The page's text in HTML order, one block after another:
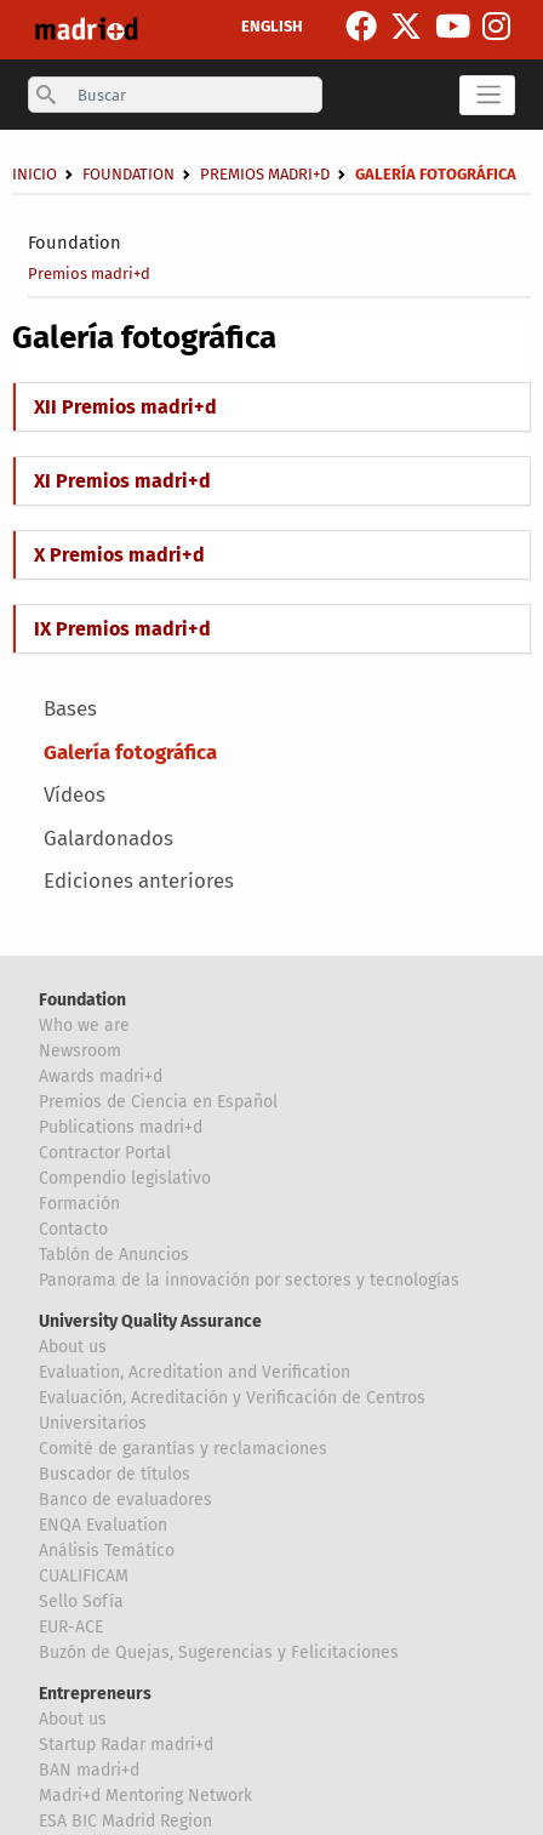
ENGLISH
Search
Foundation
Premios madri+d
Breadcrumb
INICIO FOUNDATION PREMIOS MADRI+D GALERÍA FOTOGRÁFICA
Main menu
Bases
Galería fotográfica
Vídeos
Galardonados
Ediciones anteriores
Galería fotográfica
XII Premios madri+d
XI Premios madri+d
X Premios madri+d
IX Premios madri+d
Foundation
Who we are
Newsroom
Awards madri+d
Premios de Ciencia en Español
Publications madri+d
Contractor Portal
Compendio legislativo
Formación
Contacto
Tablón de Anuncios
Panorama de la innovación por sectores y tecnologías
University Quality Assurance
About us
Evaluation, Acreditation and Verification
Evaluación, Acreditación y Verificación de Centros
Universitarios
Comité de garantías y reclamaciones
Buscador de títulos
Banco de evaluadores
ENQA Evaluation
Análisis Temático
CUALIFICAM
Sello Sofía
EUR-ACE
Buzón de Quejas, Sugerencias y Felicitaciones
Entrepreneurs
About us
Startup Radar madri+d
BAN madri+d
Madri+d Mentoring Network
ESA BIC Madrid Region